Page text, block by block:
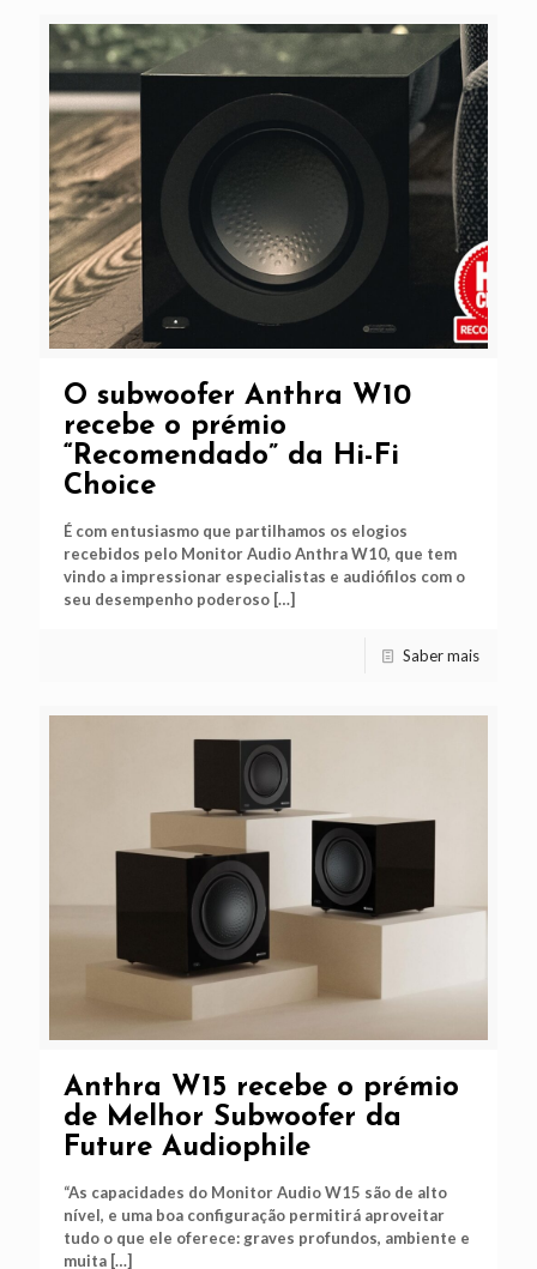
O subwoofer Anthra W10
recebe o prémio
“Recomendado” da Hi-Fi
Choice
É com entusiasmo que partilhamos os elogios
recebidos pelo Monitor Audio Anthra W10, que tem
vindo a impressionar especialistas e audiófilos com o
seu desempenho poderoso […]
Saber mais
Anthra W15 recebe o prémio
de Melhor Subwoofer da
Future Audiophile
“As capacidades do Monitor Audio W15 são de alto
nível, e uma boa configuração permitirá aproveitar
tudo o que ele oferece: graves profundos, ambiente e
muita […]